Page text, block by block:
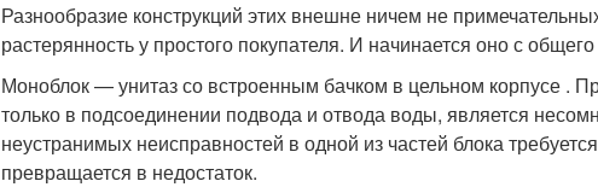
Разнообразие конструкций этих внешне ничем не
растерянность у простого покупателя. И начинается оно с
Моноблок — унитаз со встроенным бачком в цельном корпусе .
только в подсоединении подвода и отвода воды, является
неустранимых неисправностей в одной из частей блока
превращается в недостаток.